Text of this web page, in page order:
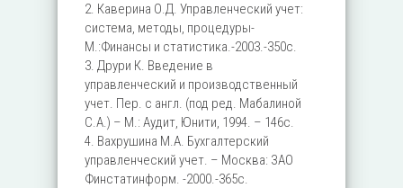
2. Каверина О.Д. Управленческий учет:
система, методы, процедуры-
М.:Финансы и статистика.-2003.-350с.
3. Друри К. Введение в
управленческий и производственный
учет. Пер. с англ. (под ред. Мабалиной
С.А.) – М.: Аудит, Юнити, 1994. – 146с.
4. Вахрушина М.А. Бухгалтерский
управленческий учет. – Москва: ЗАО
Финстатинформ. -2000.-365с.